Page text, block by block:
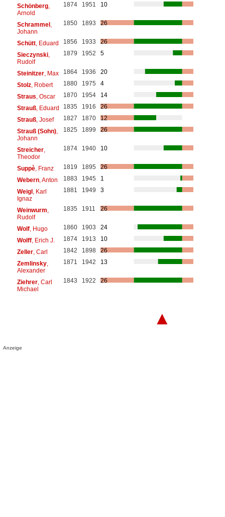
Schönberg,
Arnold
1874 1951 10
Schrammel,
Johann
1850 1893 26
Schütt, Eduard 1856 1933
26
Sieczynski,
Rudolf
1879 1952 5
Steinitzer, Max 1864 1936
20
Stolz, Robert 1880 1975
4
Straus , Oscar 1870 1954
14
Strauß, Eduard 1835 1916
26
Strauß, Josef 1827 1870
12
Strauß (Sohn),
Johann
1825 1899 26
Streicher,
Theodor
1874 1940 10
Suppè, Franz 1819 1895
26
Webern, Anton 1883 1945
1
Weigl, Karl
Ignaz
1881 1949 3
Weinwurm
Rudolf
1835 1911 26
Wolf, Hugo 1860 1903
24
Wolff, Erich J. 1874 1913
10
Zeller, Carl 1842 1898
26
Zemlinsky,
Alexander
1871 1942 13
Ziehrer, Carl
Michael
1843 1922 26
▲
Anzeige